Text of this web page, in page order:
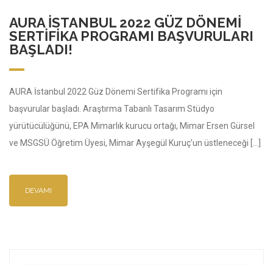
AURA İSTANBUL 2022 GÜZ DÖNEMI
SERTIFIKA PROGRAMI BAŞVURULARI
BAŞLADI!
AURA İstanbul 2022 Güz Dönemi Sertifika Programı için
başvurular başladı. Araştırma Tabanlı Tasarım Stüdyo
yürütücülüğünü, EPA Mimarlık kurucu ortağı, Mimar Ersen Gürsel
ve MSGSÜ Öğretim Üyesi, Mimar Ayşegül Kuruç’un üstleneceği […]
DEVAMI